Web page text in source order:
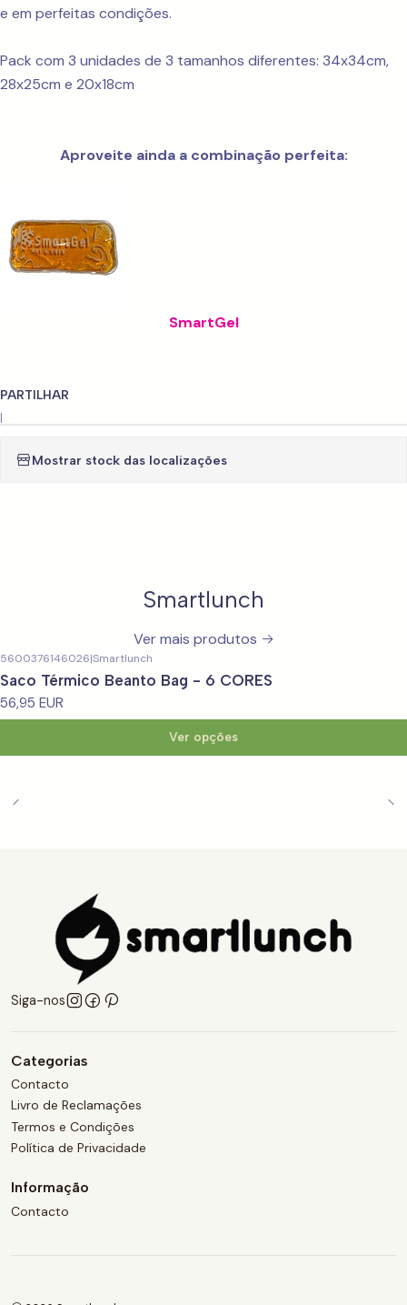
e em perfeitas condições.
Pack com 3 unidades de 3 tamanhos diferentes: 34x34cm,
28x25cm e 20x18cm
Aproveite ainda a combinação perfeita:
SmartGel
PARTILHAR
|
Mostrar stock das localizações
Smartlunch
Ver mais produtos
5600376146026|Smartlunch
Saco Térmico Beanto Bag - 6 CORES
56,95 EUR
Ver opções
Siga-nos
Categorias
Contacto
Livro de Reclamações
Termos e Condições
Política de Privacidade
Informação
Contacto